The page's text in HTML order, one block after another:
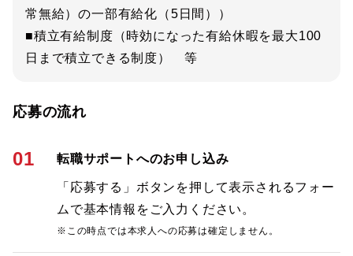
常無給）の一部有給化（5日間））
■積立有給制度（時効になった有給休暇を最大100
日まで積立できる制度） 等
応募の流れ
01 転職サポートへのお申し込み
「応募する」ボタンを押して表示されるフォー
ムで基本情報をご入力ください。
※この時点では本求人への応募は確定しません。